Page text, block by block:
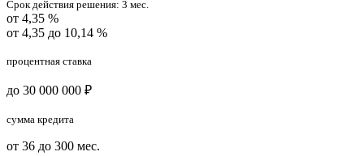
Срок действия решения: 3 мес.
от 4,35 %
от 4,35 до 10,14 %
процентная ставка
до 30 000 000 ₽
сумма кредита
от 36 до 300 мес.